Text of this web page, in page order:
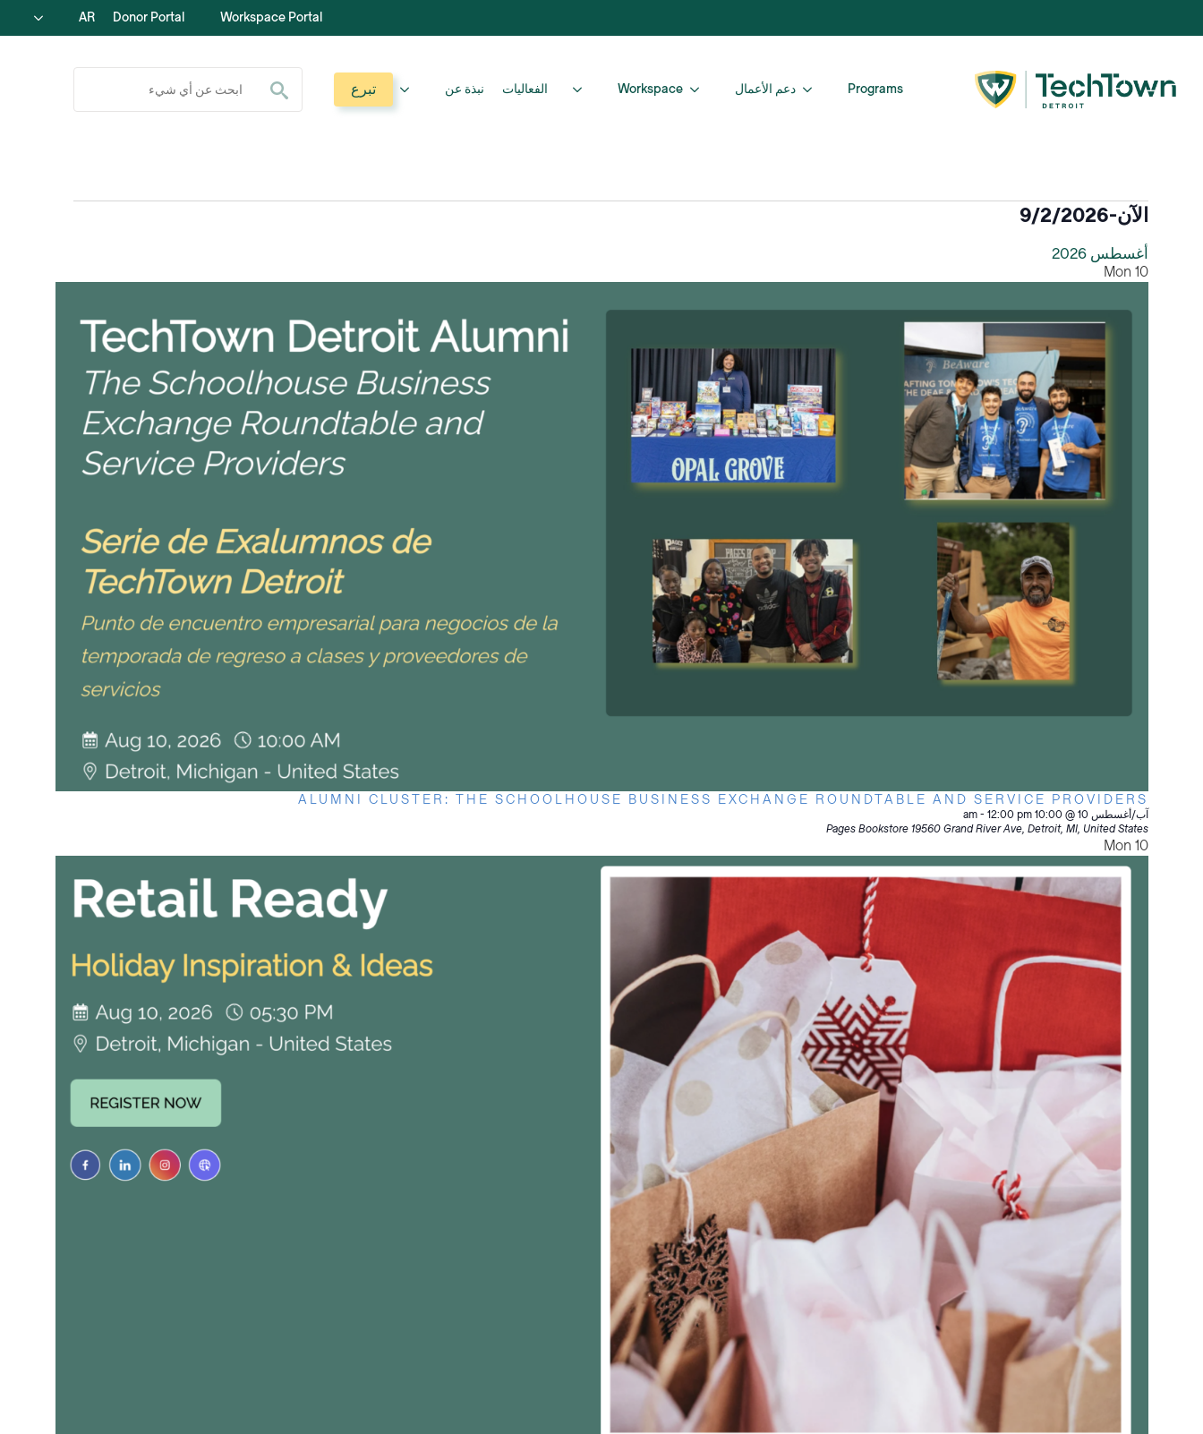
Workspace Portal
Donor Portal
AR
Programs دعم الأعمال Workspace الفعاليات نبذة عن تبرع
ابحث عن:
الفعاليات
الآن-
9/2/2026
اختر
التاريخ.
أغسطس 2026
Mon 10
ALUMNI CLUSTER: THE SCHOOLHOUSE BUSINESS EXCHANGE ROUNDTABLE AND SERVICE PROVIDERS
آب/أغسطس 10 @ 10:00 am - 12:00 pm
Pages Bookstore19560 Grand River Ave, Detroit, MI, United States
Mon 10